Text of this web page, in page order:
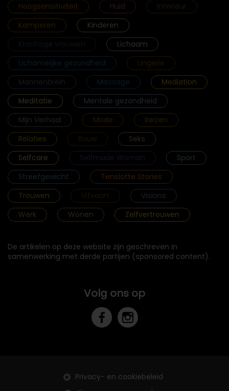
Hoogsensitiviteit
Huid
Interieur
Kamperen
Kinderen
Lichaam
Lichamelijke gezondheid
Lingerie
Mannenbrein
Massage
Mediation
Meditatie
Mentale gezondheid
Mijn Verhaal
Mode
Reizen
Relaties
Rouw
Seks
Selfcare
Selfmade Woman
Sport
Streefgewicht
Tenslotte Stories
Trouwen
Uitvaart
Visions
Werk
Wonen Zelfvertrouwen
De artikelen op deze website zijn geschreven in
samenwerking met derde partijen (sponsored content).
Volg ons op
Privacy- en cookiebeleid